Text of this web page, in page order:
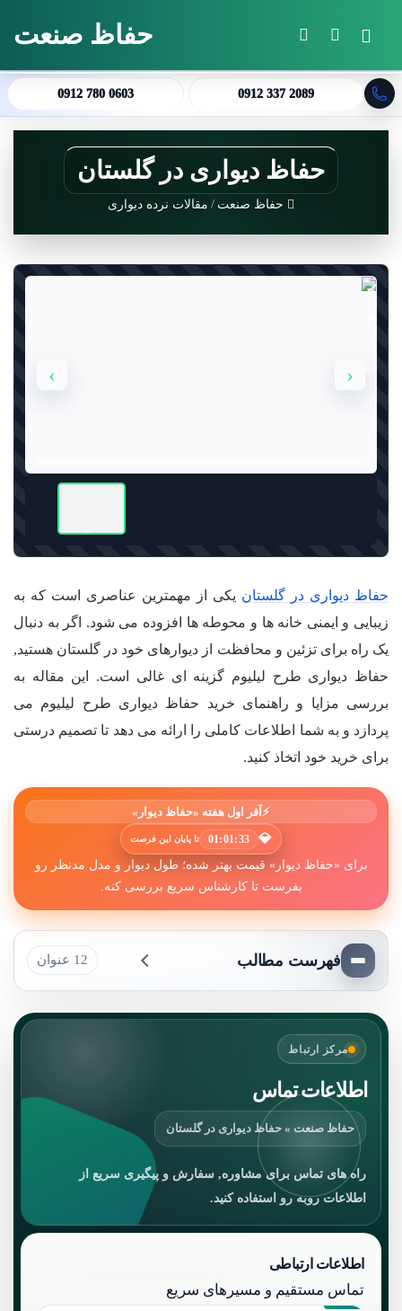
جستجو برای حفاظ صنعت
0912 780 0603 0912 337 2089
حفاظ دیواری در گلستان
حفاظ صنعت / مقالات نرده دیواری
‹
›
حفاظ دیواری در گلستان یکی از مهمترین عناصری است که به
زیبایی و ایمنی خانه ها و محوطه ها افزوده می شود. اگر به دنبال
یک راه برای تزئین و محافظت از دیوارهای خود در گلستان هستید,
حفاظ دیواری طرح لیلیوم گزینه ای غالی است. این مقاله به
بررسی مزایا و راهنمای خرید حفاظ دیواری طرح لیلیوم می
پردازد و به شما اطلاعات کاملی را ارائه می دهد تا تصمیم درستی
برای خرید خود اتخاذ کنید.
⚡آفر اول هفته «حفاظ دیوار»
💎
01:01:31 تا پایان این فرصت
برای «حفاظ دیوار» قیمت بهتر شده؛ طول دیوار و مدل مدنظر رو
بفرست تا کارشناس سریع بررسی کنه.
فهرست مطالب 12 عنوان
مرکز ارتباط
اطلاعات تماس
حفاظ صنعت » حفاظ دیواری در گلستان
راه های تماس برای مشاوره, سفارش و پیگیری سریع از
اطلاعات روبه رو استفاده کنید.
اطلاعات ارتباطی
تماس مستقیم و مسیرهای سریع